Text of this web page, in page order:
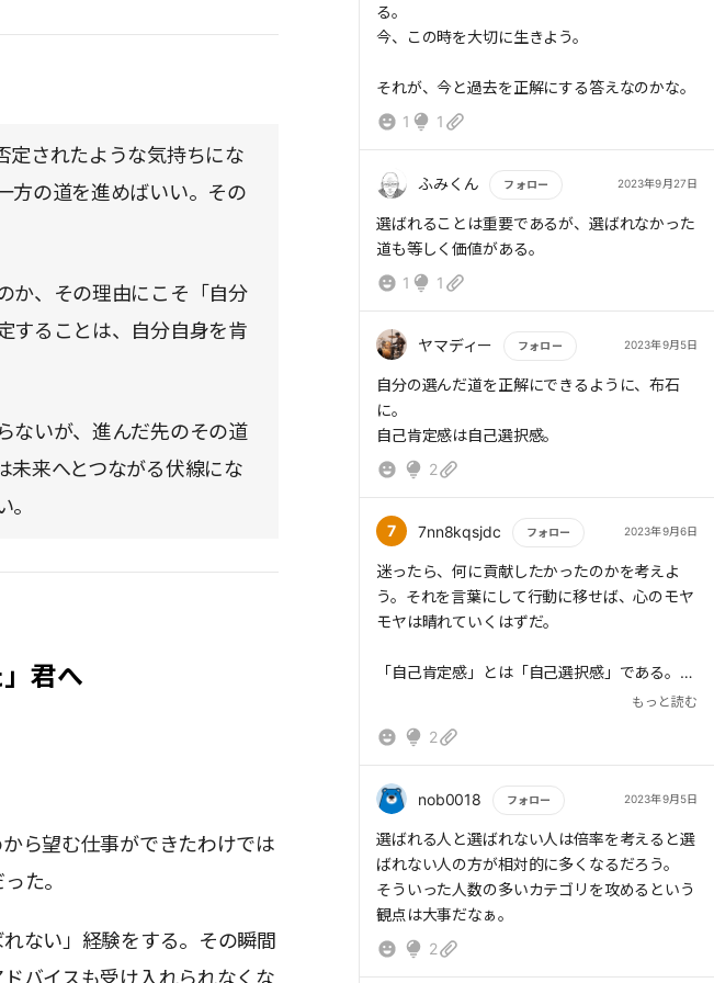
それは決して負け惜しみでは
定されたような気持ちにな
方の道を進めばいい。その
か、その理由にこそ「自分
することは、自分自身を肯
ないが、進んだ先のその道
未来へとつながる伏線にな
」君へ
ら望む仕事ができたわけでは
た。
ない」経験をする。その瞬間
バイスも受け入れられなくな
る。
今、この時を大切に生きよう。
それが、今と過去を正解にする答えなのかな。
1
1
ふみくん フォロー 2023年9月27日
もっと読む
選ばれることは重要であるが、選ばれなかった
道も等しく価値がある。
1
1
ヤマディー フォロー 2023年9月5日
もっと読む
自分の選んだ道を正解にできるように、布石
に。
自己肯定感は自己選択感。
2
7 7nn8kqsjdc フォロー 2023年9月6日
もっと読む
迷ったら、何に貢献したかったのかを考えよ
う。それを言葉にして行動に移せば、心のモヤ
モヤは晴れていくはずだ。
「自己肯定感」とは「自己選択感」である。自
分が選んできたことを尊重し、自分の価値を認
もっと読む
2
nob0018 フォロー 2023年9月5日
もっと読む
選ばれる人と選ばれない人は倍率を考えると選
ばれない人の方が相対的に多くなるだろう。
そういった人数の多いカテゴリを攻めるという
観点は大事だなぁ。
2